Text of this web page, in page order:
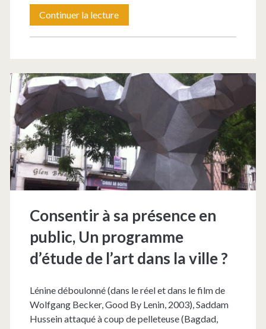
Continuer la lectureRéponse
à
question
:
Qu’est-
ce
qu’un
spectateur
Consentir à sa présence en
public, Un programme
d’étude de l’art dans la ville ?
Lénine déboulonné (dans le réel et dans le film de
Wolfgang Becker, Good By Lenin, 2003), Saddam
Hussein attaqué à coup de pelleteuse (Bagdad,